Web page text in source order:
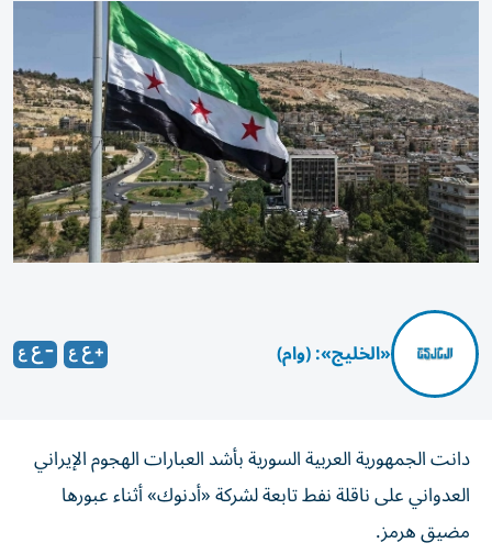
«الخليج»: (وام)
دانت الجمهورية العربية السورية بأشد العبارات الهجوم الإيراني
العدواني على ‏ناقلة نفط تابعة لشركة «أدنوك» أثناء عبورها
مضيق هرمز.‏